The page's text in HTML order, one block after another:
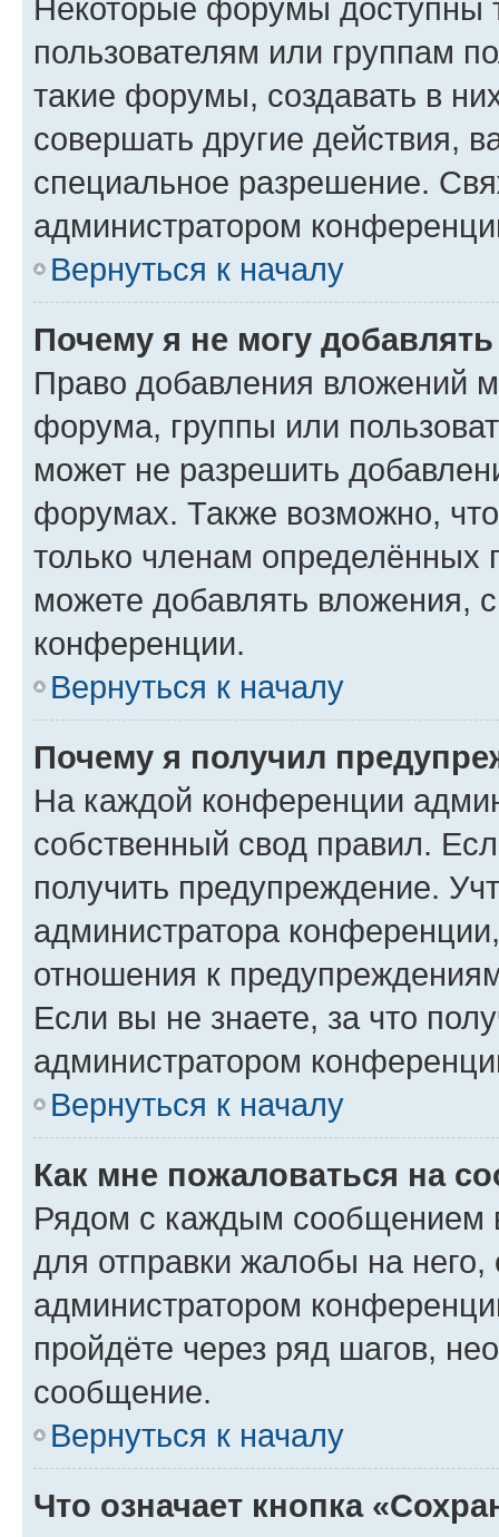
Некоторые форумы доступны
пользователям или группам
такие форумы, создавать в
совершать другие действия,
специальное разрешение.
администратором
Вернуться к началу
Почему я не могу
Право добавления вложений
форума, группы или
может не разрешить
форумах. Также возможно,
только членам определённых
можете добавлять вложения,
конференции.
Вернуться к началу
Почему я получил
На каждой конференции
собственный свод правил.
получить предупреждение.
администратора
отношения к
Если вы не знаете, за что
администратором
Вернуться к началу
Как мне пожаловаться на
Рядом с каждым сообщением
для отправки жалобы на
администратором
пройдёте через ряд шагов,
сообщение.
Вернуться к началу
Что означает кнопка